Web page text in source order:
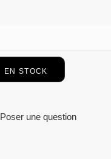
Poser une question